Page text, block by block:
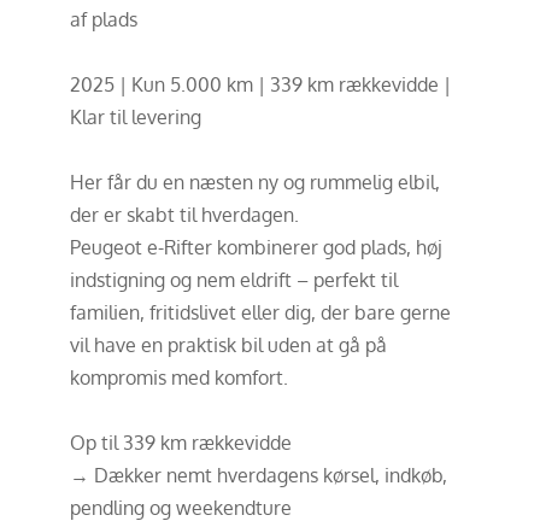
af plads
2025 | Kun 5.000 km | 339 km rækkevidde |
Klar til levering
Her får du en næsten ny og rummelig elbil,
der er skabt til hverdagen.
Peugeot e-Rifter kombinerer god plads, høj
indstigning og nem eldrift – perfekt til
familien, fritidslivet eller dig, der bare gerne
vil have en praktisk bil uden at gå på
kompromis med komfort.
Op til 339 km rækkevidde
→ Dækker nemt hverdagens kørsel, indkøb,
pendling og weekendture